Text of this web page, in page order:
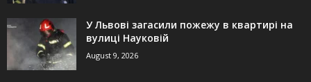
У Львові загасили пожежу в квартирі на
вулиці Науковій
August 9, 2026